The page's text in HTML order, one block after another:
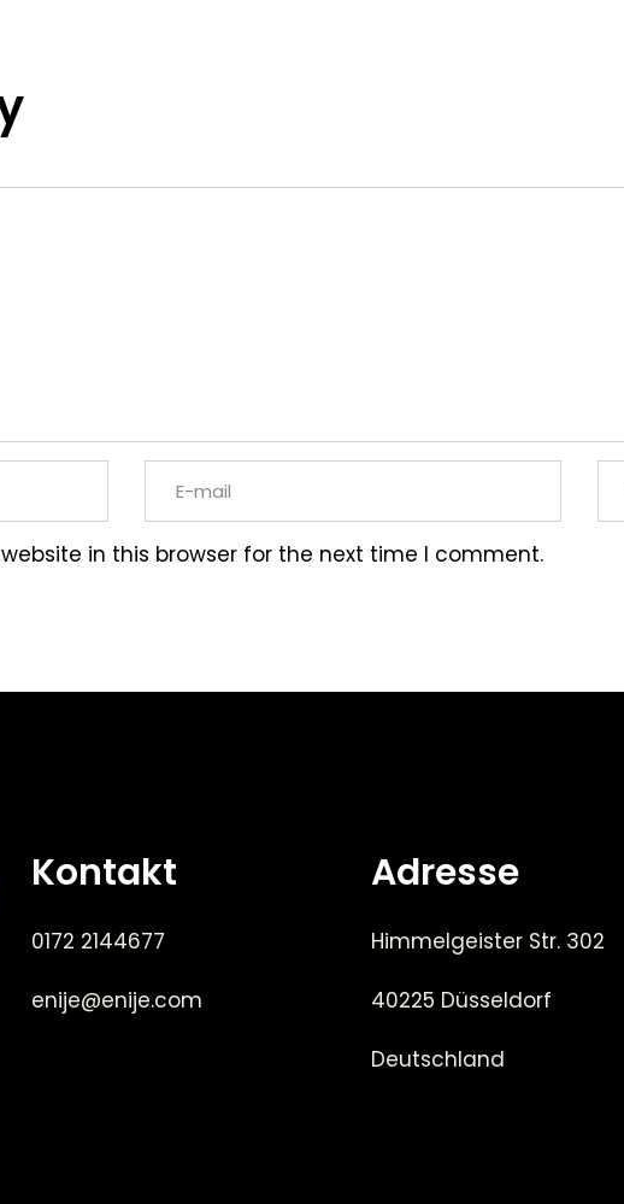
in this browser for the next time I comment.
Kontakt
0172 2144677
enije@enije.com
Adresse
Himmelgeister Str. 302
40225 Düsseldorf
Deutschland